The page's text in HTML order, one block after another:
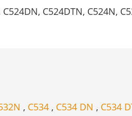
C524DTN, C524N,
, C534 , C534 DN , C534